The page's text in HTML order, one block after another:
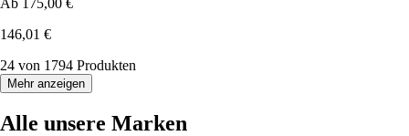
146,01 €
24 von 1794 Produkten
Mehr anzeigen
Alle unsere Marken